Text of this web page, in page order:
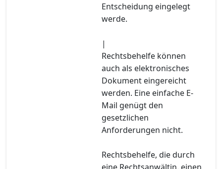
Entscheidung eingelegt
werde.
|
Rechtsbehelfe können
auch als elektronisches
Dokument eingereicht
werden. Eine einfache E-
Mail genügt den
gesetzlichen
Anforderungen nicht.
Rechtsbehelfe, die durch